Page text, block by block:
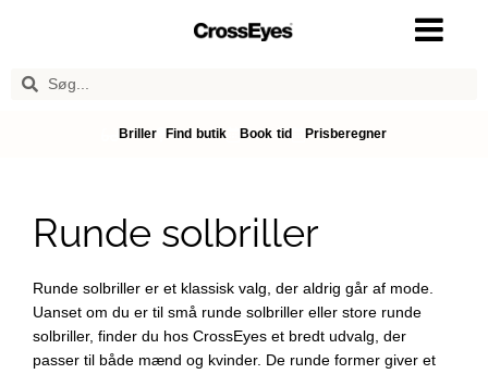
Briller Find butik Book tid Prisberegner
Runde solbriller
Runde solbriller er et klassisk valg, der aldrig går af mode.
Uanset om du er til små runde solbriller eller store runde
solbriller, finder du hos CrossEyes et bredt udvalg, der
passer til både mænd og kvinder. De runde former giver et